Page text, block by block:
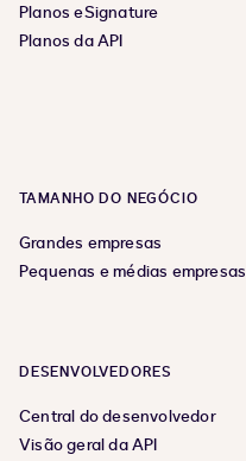
Planos eSignature
Planos da API
TAMANHO DO NEGÓCIO
Grandes empresas
Pequenas e médias empresas
DESENVOLVEDORES
Central do desenvolvedor
Visão geral da API